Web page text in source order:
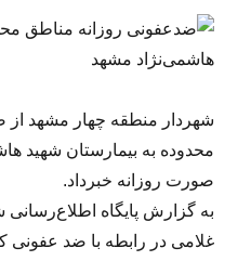
شهردار منطقه چهار مشهد
محدوده به بیمارستان شهید
صورت روزانه خبرداد.
به گزارش پایگاه‌
غلامی در رابطه با ضد عفونی